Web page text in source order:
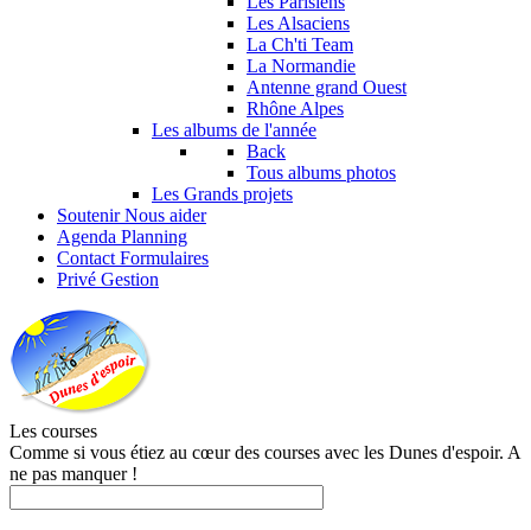
Les Alsaciens
La Ch'ti Team
La Normandie
Antenne grand Ouest
Rhône Alpes
Les albums de l'année
Back
Tous albums photos
Les Grands projets
Soutenir Nous aider
Agenda Planning
Contact Formulaires
Privé Gestion
Les courses
Comme si vous étiez au cœur des courses avec les Dunes d'espoir. A
ne pas manquer !